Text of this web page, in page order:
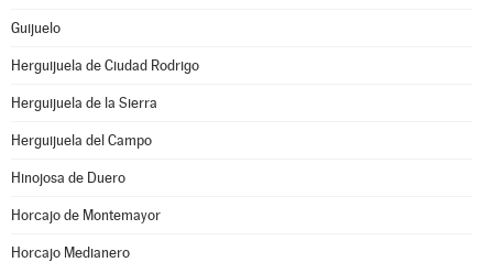
Guijuelo
Herguijuela de Ciudad Rodrigo
Herguijuela de la Sierra
Herguijuela del Campo
Hinojosa de Duero
Horcajo de Montemayor
Horcajo Medianero